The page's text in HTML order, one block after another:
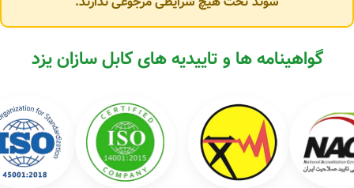
گواهینامه ها و تاییدیه های کابل سازان یزد